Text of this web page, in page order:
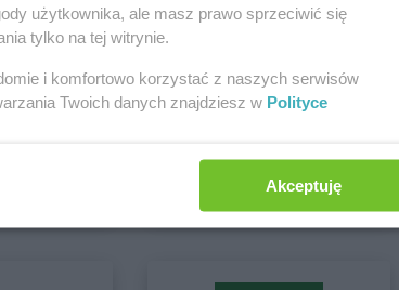
Intermarche Jelcz-Laskowice
Intermarche
Kostrzyn nad Odrą
Intermarche
Intermarche Luboń
Brak gazetek
Dodaj do ulubionych
użytkownika, ale masz prawo sprzeciwić się
tylko na tej witrynie.
i komfortowo korzystać z naszych serwisów
Twoich danych znajdziesz w Polityce
Akceptuję